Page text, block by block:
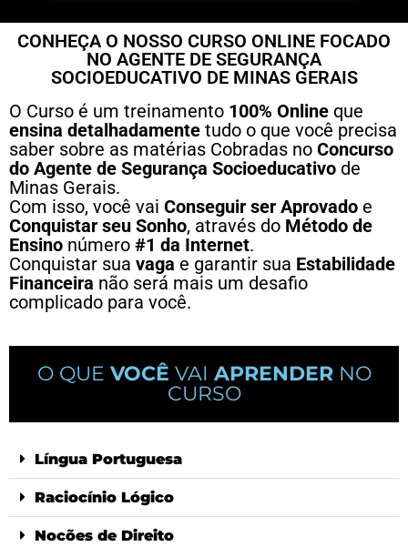
CONHEÇA O NOSSO CURSO ONLINE FOCADO
NO AGENTE DE SEGURANÇA
SOCIOEDUCATIVO DE MINAS GERAIS
O Curso é um treinamento 100% Online
ensina detalhadamente tudo o que você precisa
saber sobre as matérias Cobradas no Concurso
do Agente de Segurança Socioeducativo de
Minas Gerais.
Com isso, você vai Conseguir ser Aprovado
Conquistar seu Sonho, através do Método de
Ensino número #1 da Internet.
Conquistar sua vaga e garantir sua Estabilidade
Financeira não será mais um desafio
complicado para você.
O QUE VOCÊ VAI APRENDER NO
CURSO
Língua Portuguesa
Raciocínio Lógico
Nocões de Direito